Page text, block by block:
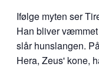
Ifølge myten ser
Han bliver væmmet
slår hunslangen.
Hera, Zeus' kone,